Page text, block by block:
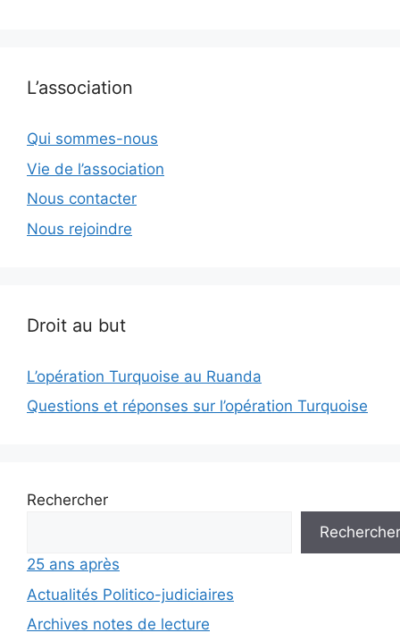
L’association
Qui sommes-nous
Vie de l’association
Nous contacter
Nous rejoindre
Droit au but
L’opération Turquoise au Ruanda
Questions et réponses sur l’opération Turquoise
Rechercher
Rechercher
25 ans après
Actualités Politico-judiciaires
Archives notes de lecture